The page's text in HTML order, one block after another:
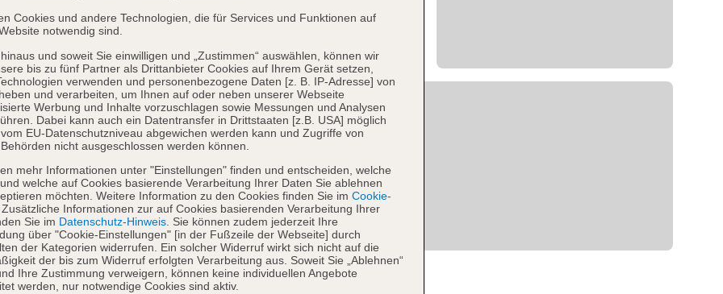
Cookies und andere Technologien, die für Services und Funktionen auf
notwendig sind.
und soweit Sie einwilligen und „Zustimmen“ auswählen, können wir
bis zu fünf Partner als Drittanbieter Cookies auf Ihrem Gerät setzen,
verwenden und personenbezogene Daten [z. B. IP-Adresse] von
und verarbeiten, um Ihnen auf oder neben unserer Webseite
Werbung und Inhalte vorzuschlagen sowie Messungen und Analysen
Dabei kann auch ein Datentransfer in Drittstaaten [z.B. USA] möglich
EU-Datenschutzniveau abgewichen werden kann und Zugriffe von
nicht ausgeschlossen werden können.
mehr Informationen unter "Einstellungen" finden und entscheiden, welche
welche auf Cookies basierende Verarbeitung Ihrer Daten Sie ablehnen
möchten. Weitere Information zu den Cookies finden Sie im Cookie-
. Zusätzliche Informationen zur auf Cookies basierenden Verarbeitung Ihrer
Sie im Datenschutz-Hinweis . Sie können zudem jederzeit Ihre
über "Cookie-Einstellungen" [in der Fußzeile der Webseite] durch
der Kategorien widerrufen. Ein solcher Widerruf wirkt sich nicht auf die
der bis zum Widerruf erfolgten Verarbeitung aus. Soweit Sie „Ablehnen“
Ihre Zustimmung verweigern, können keine individuellen Angebote
werden, nur notwendige Cookies sind aktiv.